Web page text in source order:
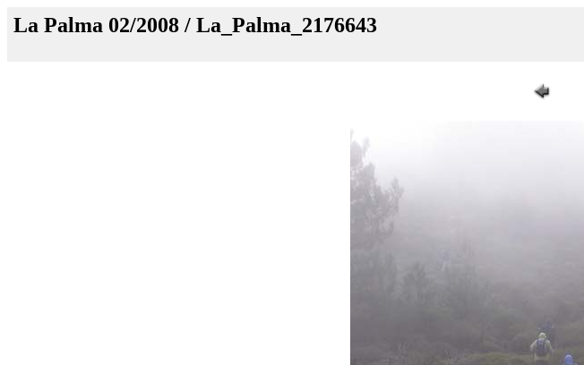
La Palma 02/2008 / La_Palma_2176643